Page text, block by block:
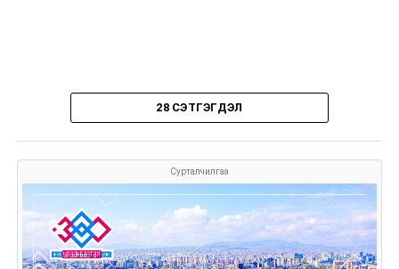
28 СЭТГЭГДЭЛ
Сурталчилгаа